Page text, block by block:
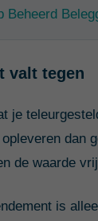
Beheerd
valt tegen
je
dan
de waarde
is